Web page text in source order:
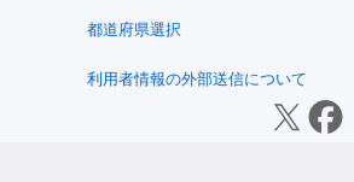
都道府県選択
利用者情報の外部送信について